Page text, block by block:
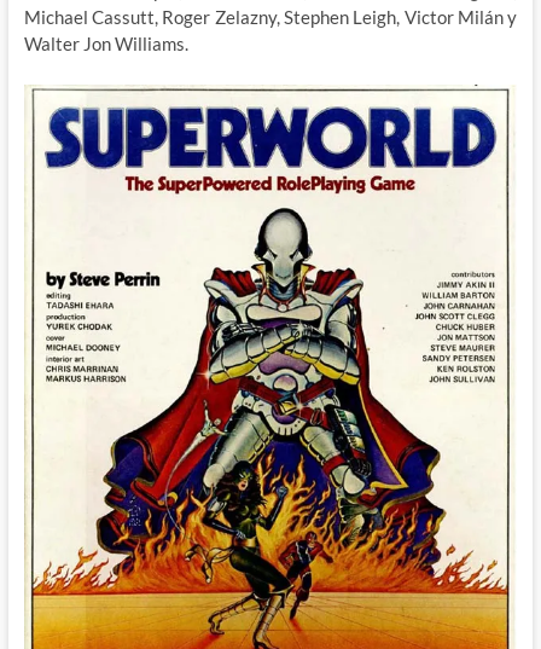
Michael Cassutt, Roger Zelazny, Stephen Leigh, Victor Milán y
Walter Jon Williams.